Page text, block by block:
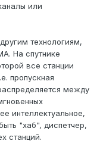
или
технологиям,
На спутнике
все станции
пропускная
между
интеллектуальное,
"хаб", диспетчер,
станций.